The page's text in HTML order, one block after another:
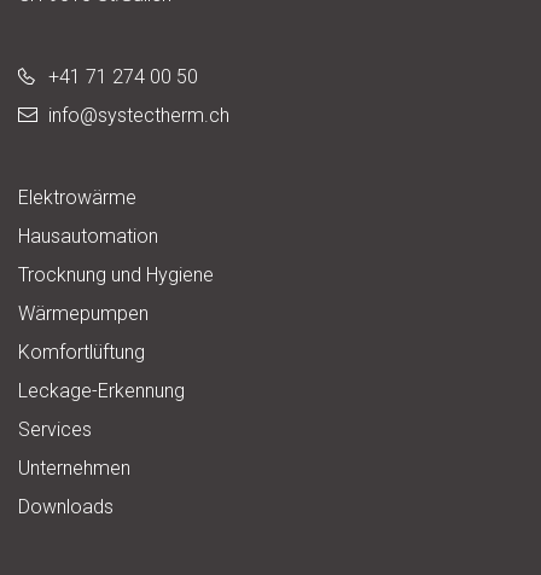
+41 71 274 00 50
info@systectherm.ch
Elektrowärme
Hausautomation
Trocknung und Hygiene
Wärmepumpen
Komfortlüftung
Leckage-Erkennung
Services
Unternehmen
Downloads